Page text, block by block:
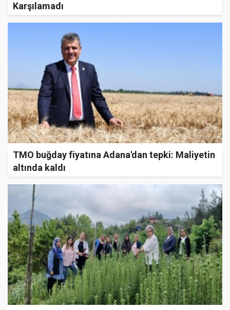
Karşılamadı
TMO buğday fiyatına Adana'dan tepki: Maliyetin
altında kaldı